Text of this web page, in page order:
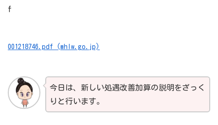
f
001218746.pdf (mhlw.go.jp)
今日は、新しい処遇改善加算の説明をざっく
りと行います。